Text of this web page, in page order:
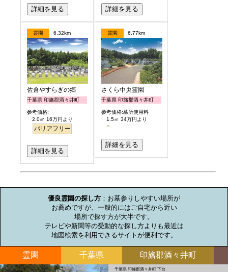
詳細を見る 詳細を見る
霊園 6.32km
佐倉やすらぎの郷
千葉県 印旛郡酒々井町
参考価格:
2.0㎡ 16万円より
バリアフリー
詳細を見る
霊園 6.77km
さくら中央霊園
千葉県 印旛郡酒々井町
参考価格:墓所使用料
1.5㎡ 34万円より
詳細を見る
優良霊園の探し方 ：お墓参りしやすい場所が
お薦めですが、一般的にはご自宅から近い
場所で探す方が大半です。
テレビや新聞等の受動的な探し方よりも最近は
地図検索を利用できるサイトが便利です。
霊園 千葉県 印旛郡酒々井町
千葉県 印旛郡酒々井町 下台